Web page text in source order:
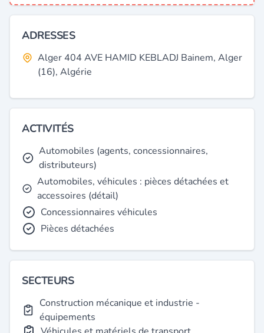
ADRESSES
Alger 404 AVE HAMID KEBLADJ Bainem, Alger
(16), Algérie
ACTIVITÉS
Automobiles (agents, concessionnaires,
distributeurs)
Automobiles, véhicules : pièces détachées et
accessoires (détail)
Concessionnaires véhicules
Pièces détachées
SECTEURS
Construction mécanique et industrie -
équipements